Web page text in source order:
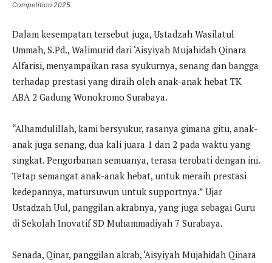
Competition 2025.
Dalam kesempatan tersebut juga, Ustadzah Wasilatul
Ummah, S.Pd., Walimurid dari ‘Aisyiyah Mujahidah Qinara
Alfarisi, menyampaikan rasa syukurnya, senang dan bangga
terhadap prestasi yang diraih oleh anak-anak hebat TK
ABA 2 Gadung Wonokromo Surabaya.
“Alhamdulillah, kami bersyukur, rasanya gimana gitu, anak-
anak juga senang, dua kali juara 1 dan 2 pada waktu yang
singkat. Pengorbanan semuanya, terasa terobati dengan ini.
Tetap semangat anak-anak hebat, untuk meraih prestasi
kedepannya, matursuwun untuk supportnya.” Ujar
Ustadzah Uul, panggilan akrabnya, yang juga sebagai Guru
di Sekolah Inovatif SD Muhammadiyah 7 Surabaya.
Senada, Qinar, panggilan akrab, ‘Aisyiyah Mujahidah Qinara